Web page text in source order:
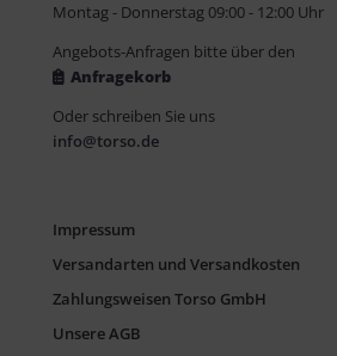
Montag - Donnerstag 09:00 - 12:00 Uhr
Angebots-Anfragen bitte über den
Anfragekorb
Oder schreiben Sie uns
info@torso.de
Impressum
Versandarten und Versandkosten
Zahlungsweisen Torso GmbH
Unsere AGB